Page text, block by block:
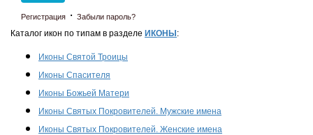
Регистрация · Забыли пароль?
Каталог икон по типам в разделе ИКОНЫ :
Иконы Святой Троицы
Иконы Спасителя
Иконы Божьей Матери
Иконы Святых Покровителей. Мужские имена
Иконы Святых Покровителей. Женские имена